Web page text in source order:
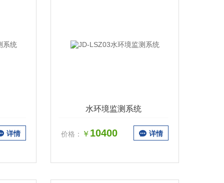
详情
水环境监测系统
价格： ￥ 10400 详情